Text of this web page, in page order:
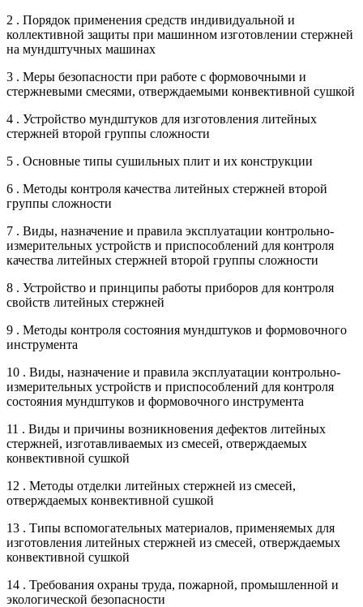
2 . Порядок применения средств индивидуальной и
коллективной защиты при машинном изготовлении стержней
на мундштучных машинах
3 . Меры безопасности при работе с формовочными и
стержневыми смесями, отверждаемыми конвективной сушкой
4 . Устройство мундштуков для изготовления литейных
стержней второй группы сложности
5 . Основные типы сушильных плит и их конструкции
6 . Методы контроля качества литейных стержней второй
группы сложности
7 . Виды, назначение и правила эксплуатации контрольно-
измерительных устройств и приспособлений для контроля
качества литейных стержней второй группы сложности
8 . Устройство и принципы работы приборов для контроля
свойств литейных стержней
9 . Методы контроля состояния мундштуков и формовочного
инструмента
10 . Виды, назначение и правила эксплуатации контрольно-
измерительных устройств и приспособлений для контроля
состояния мундштуков и формовочного инструмента
11 . Виды и причины возникновения дефектов литейных
стержней, изготавливаемых из смесей, отверждаемых
конвективной сушкой
12 . Методы отделки литейных стержней из смесей,
отверждаемых конвективной сушкой
13 . Типы вспомогательных материалов, применяемых для
изготовления литейных стержней из смесей, отверждаемых
конвективной сушкой
14 . Требования охраны труда, пожарной, промышленной и
экологической безопасности